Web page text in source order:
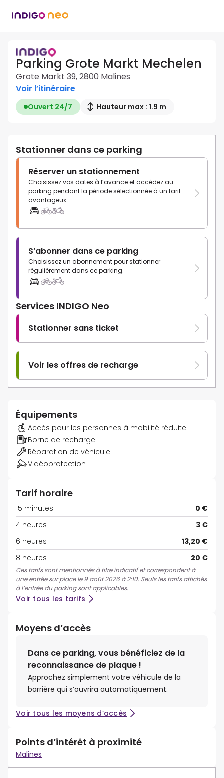
Parking Grote Markt Mechelen
Grote Markt 39, 2800 Malines
Voir l’itinéraire
Ouvert 24/7 Hauteur max : 1.9 m
Stationner dans ce parking
Réserver un stationnement
Choisissez vos dates à l’avance et accédez au
parking pendant la période sélectionnée à un tarif
avantageux.
S’abonner dans ce parking
Choisissez un abonnement pour stationner
régulièrement dans ce parking.
Services INDIGO Neo
Stationner sans ticket
Voir les offres de recharge
Équipements
Accès pour les personnes à mobilité réduite
Borne de recharge
Réparation de véhicule
Vidéoprotection
Tarif horaire
15 minutes
0 €
4 heures
3 €
6 heures
13,20 €
8 heures
20 €
Ces tarifs sont mentionnés à titre indicatif et correspondent à
une entrée sur place le 9 août 2026 à 2:10. Seuls les tarifs affichés
à l’entrée du parking sont applicables.
Voir tous les tarifs
Moyens d’accès
Dans ce parking, vous bénéficiez de la
reconnaissance de plaque !
Approchez simplement votre véhicule de la
barrière qui s’ouvrira automatiquement.
Voir tous les moyens d’accès
Points d’intérêt à proximité
Malines